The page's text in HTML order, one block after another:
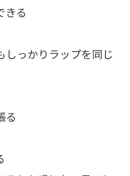
きる
しっかりラップを同じ
る